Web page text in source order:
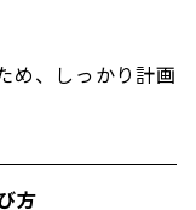
め、しっかり計画
方